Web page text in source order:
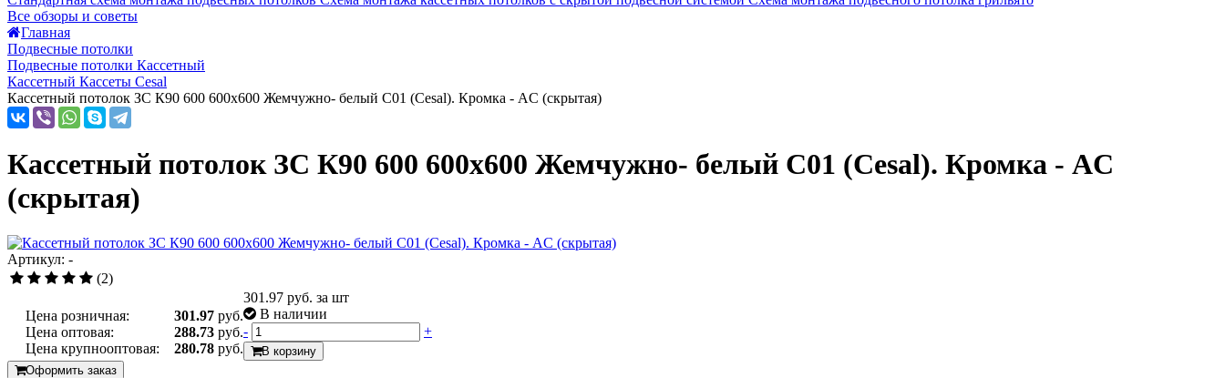
Все обзоры и советы
Главная
Подвесные потолки
Подвесные потолки Кассетный
Кассетный Кассеты Cesal
Кассетный потолок ЗС К90 600 600х600 Жемчужно- белый С01 (Cesal). Кромка - AC (скрытая)
Кассетный потолок ЗС К90 600 600х600 Жемчужно- белый С01 (Cesal). Кромка - AC
(скрытая)
Артикул: -
(2)
Цена розничная: 301.97 руб.
Цена оптовая:
288.73 руб.
Цена крупнооптовая:
280.78 руб.
301.97 руб. за шт
В наличии
-
+
В корзину
Оформить заказ